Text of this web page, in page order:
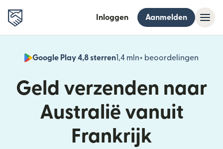
Inloggen Aanmelden
Google Play 4,8 sterren1,4 mln+ beoordelingen
Geld verzenden naar
Australië vanuit
Frankrijk